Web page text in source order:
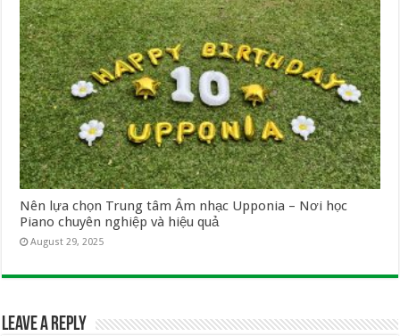
Nên lựa chọn Trung tâm Âm nhạc Upponia – Nơi học
Piano chuyên nghiệp và hiệu quả
August 29, 2025
Leave a Reply